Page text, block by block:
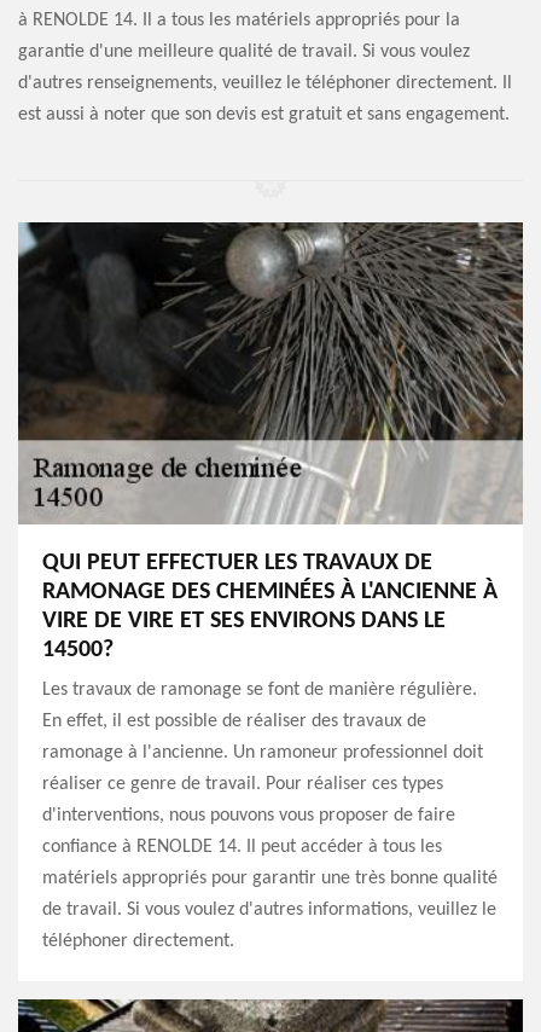
à RENOLDE 14. Il a tous les matériels appropriés pour la
garantie d'une meilleure qualité de travail. Si vous voulez
d'autres renseignements, veuillez le téléphoner directement. Il
est aussi à noter que son devis est gratuit et sans engagement.
QUI PEUT EFFECTUER LES TRAVAUX DE
RAMONAGE DES CHEMINÉES À L'ANCIENNE À
VIRE DE VIRE ET SES ENVIRONS DANS LE
14500?
Les travaux de ramonage se font de manière régulière.
En effet, il est possible de réaliser des travaux de
ramonage à l'ancienne. Un ramoneur professionnel doit
réaliser ce genre de travail. Pour réaliser ces types
d'interventions, nous pouvons vous proposer de faire
confiance à RENOLDE 14. Il peut accéder à tous les
matériels appropriés pour garantir une très bonne qualité
de travail. Si vous voulez d'autres informations, veuillez le
téléphoner directement.